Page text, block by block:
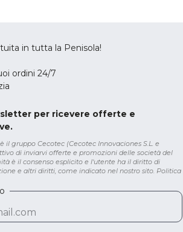
in tutta la Penisola!
ordini 24/7
per ricevere offerte e
gruppo Cecotec (Cecotec Innovaciones S.L. e
di inviarvi offerte e promozioni delle società del
è il consenso esplicito e l'utente ha il diritto di
e altri diritti, come indicato nel nostro sito. Politica